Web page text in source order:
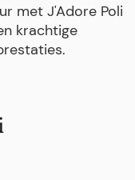
met J'Adore Poli
krachtige